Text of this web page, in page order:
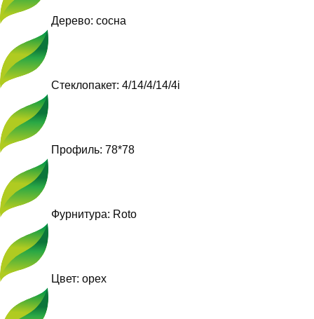
Дерево: сосна
Стеклопакет: 4/14/4/14/4i
Профиль: 78*78
Фурнитура: Roto
Цвет: орех